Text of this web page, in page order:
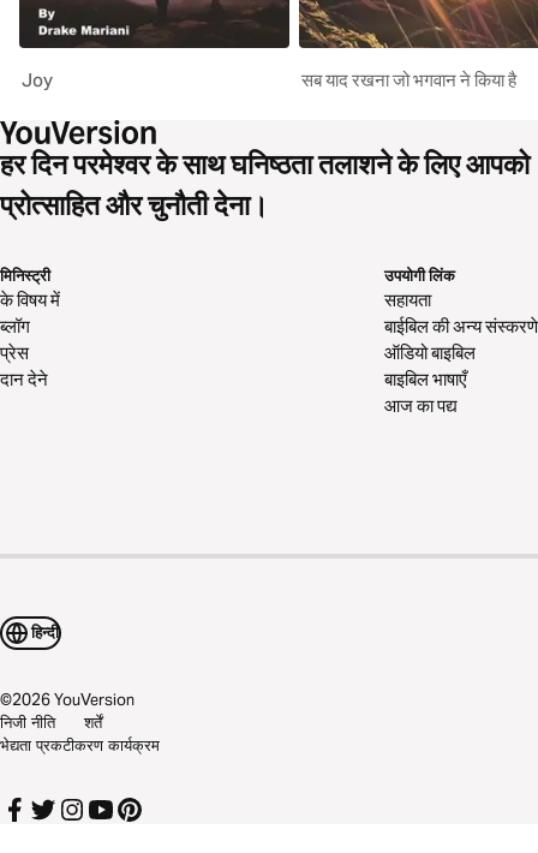
Joy सब याद रखना जो भगवान ने किया है
हर दिन परमेश्वर के साथ घनिष्ठता तलाशने के लिए आपको
प्रोत्साहित और चुनौती देना।
मिनिस्ट्री
के विषय में
ब्लॉग
प्रेस
दान देने
उपयोगी लिंक
सहायता
बाईबिल की अन्य संस्करणे
ऑडियो बाइबिल
बाइबिल भाषाएँ
आज का पद्य
हिन्दी
©2026YouVersion
निजी नीति
शर्तें
भेद्यता प्रकटीकरण कार्यक्रम